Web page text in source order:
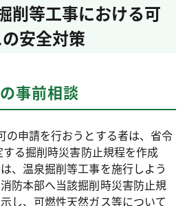
等工事における可
安全対策
事前相談
の申請を行おうとする者は、省令
る掘削時災害防止規程を作成
、温泉掘削等工事を施行しよう
防本部へ当該掘削時災害防止規
し、可燃性天然ガス等について